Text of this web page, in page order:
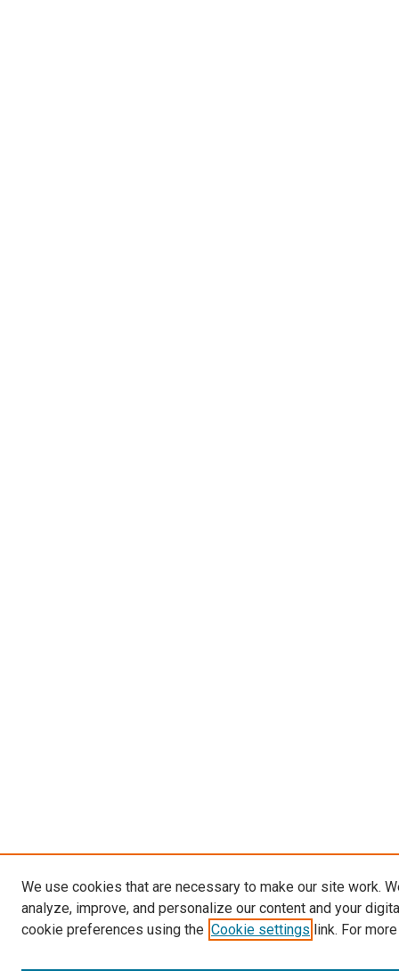
We use cookies that are necessary to make our site work.
analyze, improve, and personalize our content and your
cookie preferences using the Cookie settings link. For